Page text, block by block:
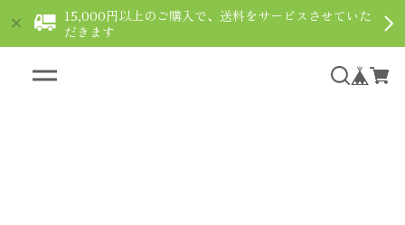
15,000円以上のご購入で、送料をサービスさせていた
だきます